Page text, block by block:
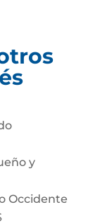
y
Occidente